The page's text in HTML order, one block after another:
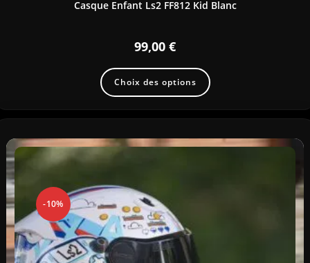
Casque Enfant Ls2 FF812 Kid Blanc
99,00 €
Choix des options
-10%